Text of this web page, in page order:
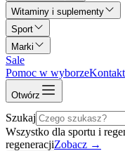
Witaminy i suplementy
Sport
Marki
Sale
Pomoc w wyborzeKontakt
Otwórz
Szukaj
Wszystko dla sportu i
regeneracjiZobacz →